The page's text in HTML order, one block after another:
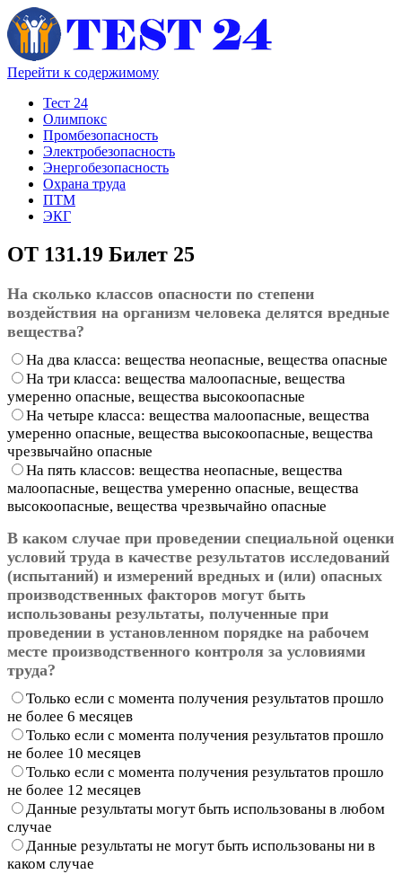
Перейти к содержимому
Тест 24
Олимпокс
Промбезопасность
Электробезопасность
Энергобезопасность
Охрана труда
ПТМ
ЭКГ
ОТ 131.19 Билет 25
На сколько классов опасности по степени
воздействия на организм человека делятся вредные
вещества?
На два класса: вещества неопасные, вещества опасные
На три класса: вещества малоопасные, вещества
умеренно опасные, вещества высокоопасные
На четыре класса: вещества малоопасные, вещества
умеренно опасные, вещества высокоопасные, вещества
чрезвычайно опасные
На пять классов: вещества неопасные, вещества
малоопасные, вещества умеренно опасные, вещества
высокоопасные, вещества чрезвычайно опасные
В каком случае при проведении специальной оценки
условий труда в качестве результатов исследований
(испытаний) и измерений вредных и (или) опасных
производственных факторов могут быть
использованы результаты, полученные при
проведении в установленном порядке на рабочем
месте производственного контроля за условиями
труда?
Только если с момента получения результатов прошло
не более 6 месяцев
Только если с момента получения результатов прошло
не более 10 месяцев
Только если с момента получения результатов прошло
не более 12 месяцев
Данные результаты могут быть использованы в любом
случае
Данные результаты не могут быть использованы ни в
каком случае